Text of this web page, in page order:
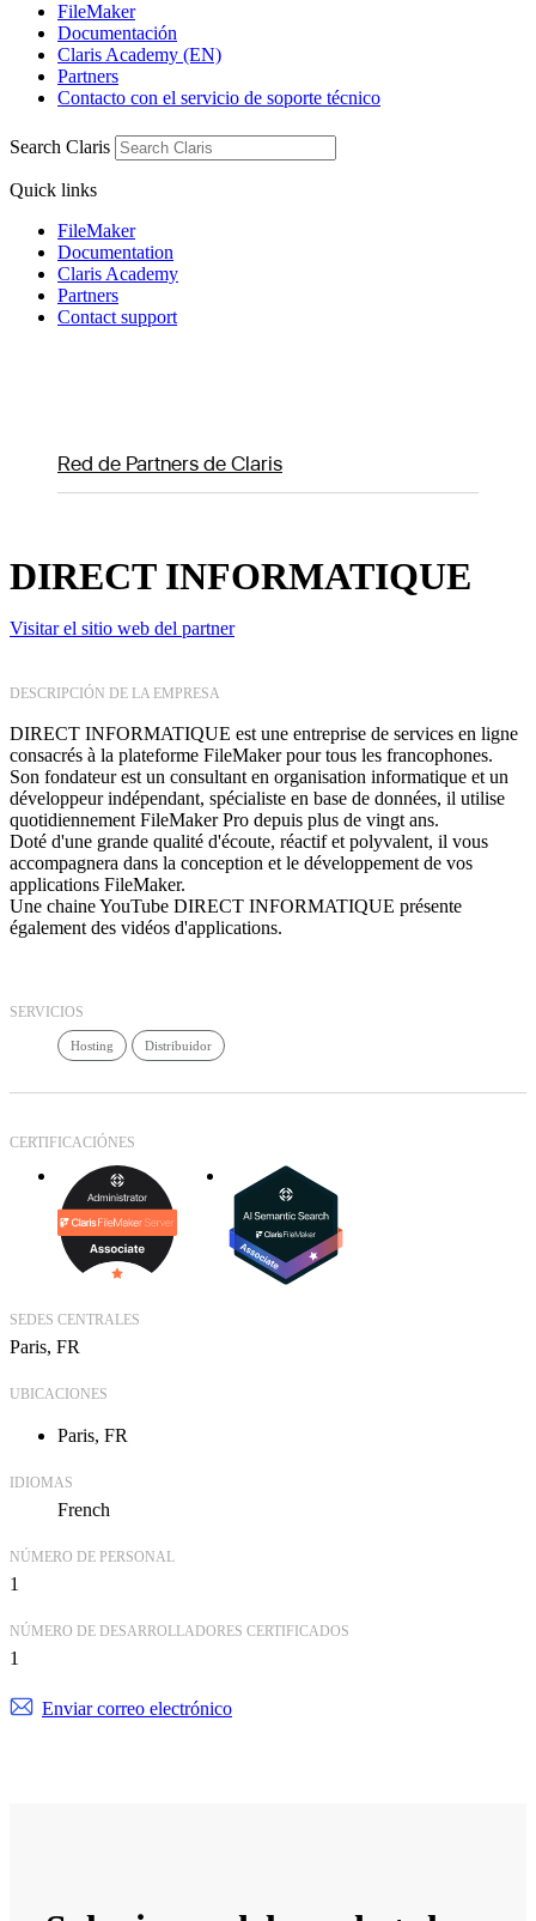
FileMaker
Documentación
Claris Academy (EN)
Partners
Contacto con el servicio de soporte técnico
Search Claris
Quick links
FileMaker
Documentation
Claris Academy
Partners
Contact support
Red de Partners de Claris
DIRECT INFORMATIQUE
Visitar el sitio web del partner
DESCRIPCIÓN DE LA EMPRESA
DIRECT INFORMATIQUE est une entreprise de services en ligne
consacrés à la plateforme FileMaker pour tous les francophones.
Son fondateur est un consultant en organisation informatique et un
développeur indépendant, spécialiste en base de données, il utilise
quotidiennement FileMaker Pro depuis plus de vingt ans.
Doté d'une grande qualité d'écoute, réactif et polyvalent, il vous
accompagnera dans la conception et le développement de vos
applications FileMaker.
Une chaine YouTube DIRECT INFORMATIQUE présente
également des vidéos d'applications.
SERVICIOS
Hosting Distribuidor
CERTIFICACIÓNES
SEDES CENTRALES
Paris, FR
UBICACIONES
Paris, FR
IDIOMAS
French
NÚMERO DE PERSONAL
1
NÚMERO DE DESARROLLADORES CERTIFICADOS
1
Enviar correo electrónico